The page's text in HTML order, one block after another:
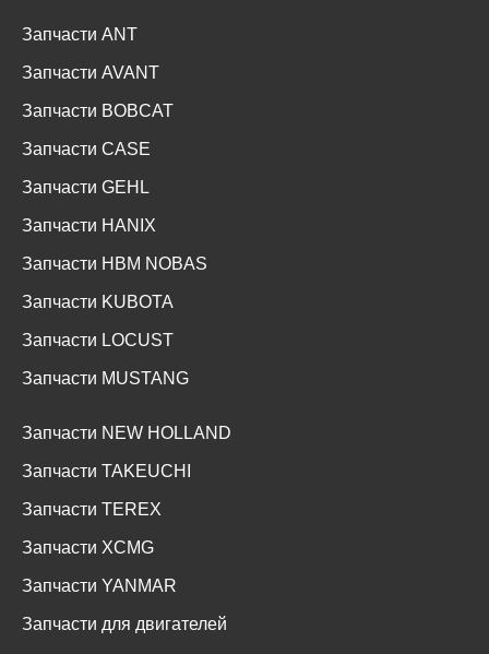
Запчасти ANT
Запчасти AVANT
Запчасти BOBCAT
Запчасти CASE
Запчасти GEHL
Запчасти HANIX
Запчасти HBM NOBAS
Запчасти KUBOTA
Запчасти LOCUST
Запчасти MUSTANG
Запчасти NEW HOLLAND
Запчасти TAKEUCHI
Запчасти TEREX
Запчасти XCMG
Запчасти YANMAR
Запчасти для двигателей